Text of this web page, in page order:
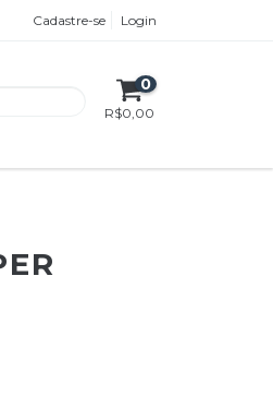
Cadastre-se Login
0
R$0,00